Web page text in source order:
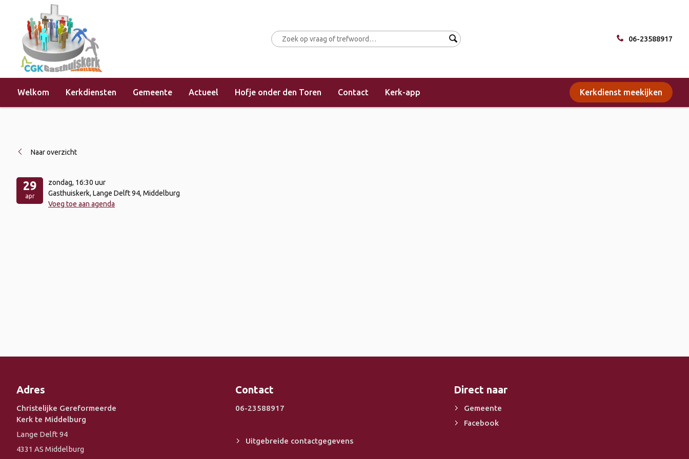
06-23588917
Welkom Kerkdiensten Gemeente Actueel Hofje onder den Toren Contact Kerk-app Kerkdienst meekijken
Home »Evenementen »Kerkdienst (middagdienst)
Naar overzicht
29
apr
zondag, 16:30 uur
Gasthuiskerk, Lange Delft 94, Middelburg
Voeg toe aan agenda
Adres
Christelijke Gereformeerde
Kerk te Middelburg
Lange Delft 94
4331 AS Middelburg
Contact
06-23588917
Uitgebreide contactgegevens
Direct naar
Gemeente
Facebook